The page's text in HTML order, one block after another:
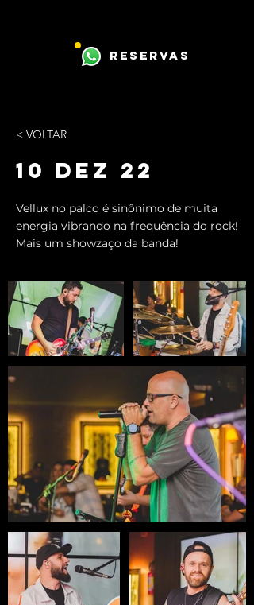
reservas
< VOLTAR
10 DEZ 22
Vellux no palco é sinônimo de muita
energia vibrando na frequência do rock!
Mais um showzaço da banda!